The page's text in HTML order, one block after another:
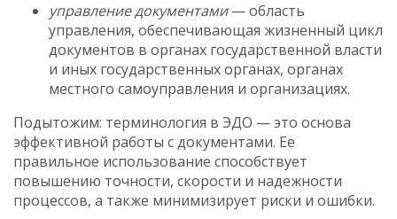
управление документами— область
управления, обеспечивающая жизненный цикл
документов в органах государственной власти
и иных государственных органах, органах
местного самоуправления и организациях.
Подытожим: терминология в ЭДО — это основа
эффективной работы с документами. Ее
правильное использование способствует
повышению точности, скорости и надежности
процессов, а также минимизирует риски и ошибки.